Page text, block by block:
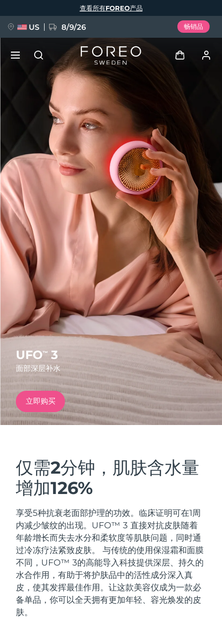
UFO™ 3
面部深层补水
立即购买
仅需2分钟，肌肤含水量
增加126%
享受5种抗衰老面部护理的功效。临床证明可在1周
内减少皱纹的出现。UFO™ 3 直接对抗皮肤随着
年龄增长而失去水分和柔软度等肌肤问题，同时通
过冷冻疗法紧致皮肤。
与传统的使用保湿霜和面膜
不同，UFO™ 3的高能导入科技提供深层、持久的
水合作用，有助于将护肤品中的活性成分深入真
皮，使其发挥最佳作用。让这款美容仪成为一款必
备单品，你可以全天拥有更加年轻、容光焕发的皮
肤。
查看所有FOREO产品
US 8/9/26 畅销品
用户信息
我的设备
我的订单
我的地址
我的订阅
FAQ™ Pure Beauty-Tech Elixir
BREAKING NEWS
issa™ Teeth Whitening Set
FAQ™ Dual LED Panel
热门产品
特别优惠
红光疗法
LUNA™ 4 套装
Anti-aging massage
LUNA™ 4 Plus
Massage, LED heating
BEAR™ 2 套装
Microcurrent toning
BEAR™ 2 go
Microcurrent toning on-the-go
补水保湿
UFO™ 3 套装
Deep facial hydration
口腔护理
issa™ 4
Hybrid silicone sonic toothbrush
FAQ™ 抗老护理
Deutsch
Español
Français
Italiano
Português
Polski
Svenska
Русский
Türkçe
简体中文 繁體中文
发货国家
美国 预计送达日期 8/9/26
英国 预计送达日期 8/8/26
西班牙 预计送达日期8/8/26
澳大利亚 预计送达日期8/11/26
预计送达日期8/8/26
德国 预计送达日期 8/8/26
加拿大 预计送达日期
奥地利 预计送达日期 8/8/26
巴林
比利时 预计送达日期 8/8/26
百慕大 预计送达日期8/14/26
波斯尼亚和黑塞哥维那 预计送达日期8/11/26
文莱 预计送达日期8/13/26
保加利亚 预计送达日期8/8/26